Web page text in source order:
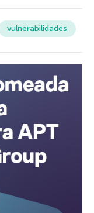
vulnerabilidades